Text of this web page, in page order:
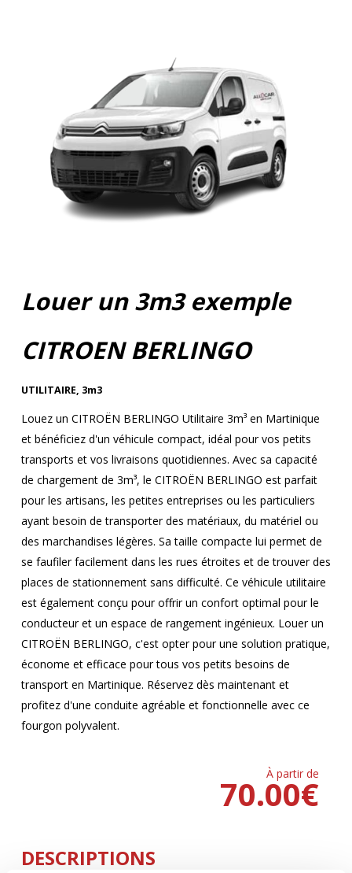
Louer un 3m3 exemple
CITROEN BERLINGO
UTILITAIRE, 3m3
Louez un CITROËN BERLINGO Utilitaire 3m³ en Martinique
et bénéficiez d'un véhicule compact, idéal pour vos petits
transports et vos livraisons quotidiennes. Avec sa capacité
de chargement de 3m³, le CITROËN BERLINGO est parfait
pour les artisans, les petites entreprises ou les particuliers
ayant besoin de transporter des matériaux, du matériel ou
des marchandises légères. Sa taille compacte lui permet de
se faufiler facilement dans les rues étroites et de trouver des
places de stationnement sans difficulté. Ce véhicule utilitaire
est également conçu pour offrir un confort optimal pour le
conducteur et un espace de rangement ingénieux. Louer un
CITROËN BERLINGO, c'est opter pour une solution pratique,
économe et efficace pour tous vos petits besoins de
transport en Martinique. Réservez dès maintenant et
profitez d'une conduite agréable et fonctionnelle avec ce
fourgon polyvalent.
À partir de
€
70.00
DESCRIPTIONS